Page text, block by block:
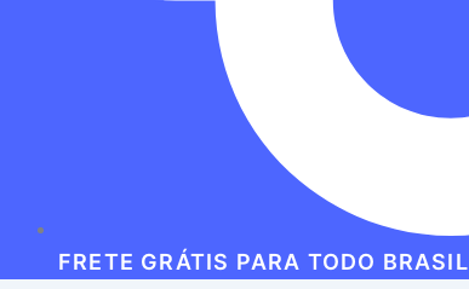
FRETE GRÁTIS PARA TODO BRASIL